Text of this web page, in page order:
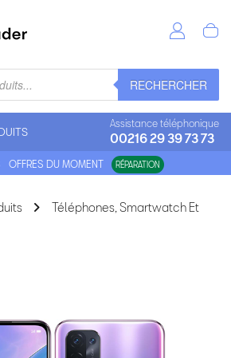
RECHERCHER
Assistance téléphonique
00216 29 39 73 73
OFFRES DU MOMENT RÉPARATION
Téléphones, Smartwatch Et